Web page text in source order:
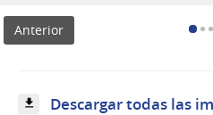
Anterior
Descargar todas las